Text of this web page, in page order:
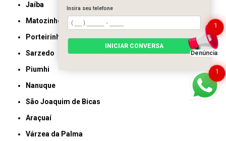
Jaíba
Matozinhos
Porteirinha
Sarzedo
Piumhi
Nanuque
São Joaquim de Bicas
Araçuaí
Várzea da Palma
1
Insira seu telefone
INICIAR CONVERSA
1
Denúncia